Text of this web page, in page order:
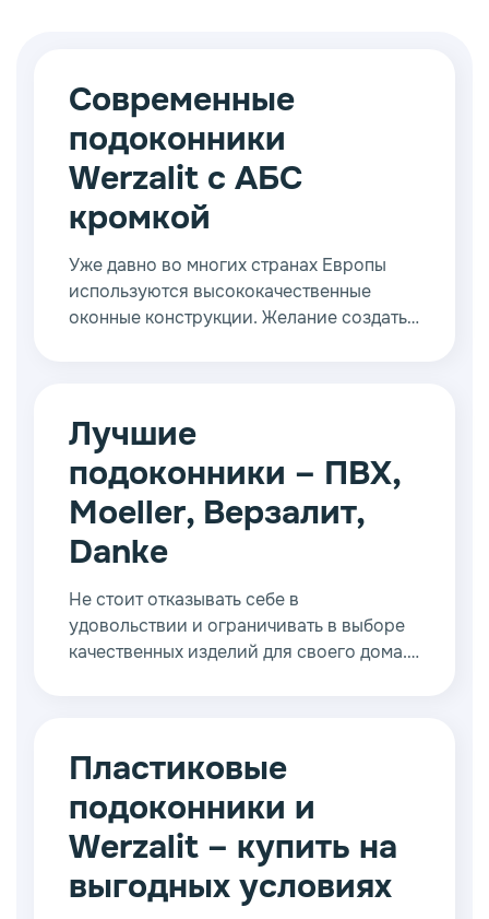
Современные
подоконники
Werzalit с АБС
кромкой
Уже давно во многих странах Европы
используются высококачественные
оконные конструкции. Желание создать
высокая конкуренция вынуждает
производителей постоянно искать новые
решения.
Лучшие
подоконники – ПВХ,
Moeller, Верзалит,
Danke
Не стоит отказывать себе в
удовольствии и ограничивать в выборе
качественных изделий для своего дома.
конструкций.
Пластиковые
подоконники и
Werzalit – купить на
выгодных условиях